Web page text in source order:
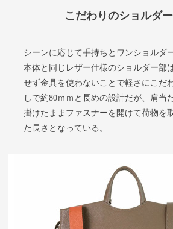
こだわりのショルダー
シーンに応じて手持ちとワンショルダ
本体と同じレザー仕様のショルダー部
せず金具を使わないことで軽さにこだ
しで約80ｍｍと長めの設計だが、肩当
掛けたままファスナーを開けて荷物を
た長さとなっている。